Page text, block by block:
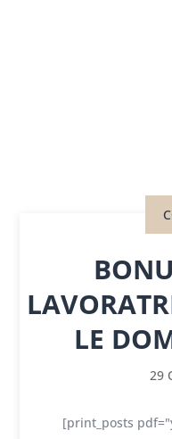
LE
29
[print_posts